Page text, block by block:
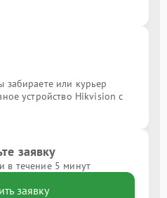
или курьер
устройство Hikvision с
заявку
в течение 5 минут
заявку